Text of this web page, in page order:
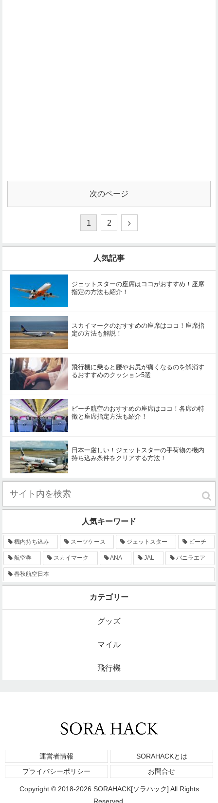
次のページ
1 2
人気記事
ジェットスターの座席はココがおすすめ！座席
指定の方法も紹介！
スカイマークのおすすめの座席はココ！座席指
定の方法も解説！
飛行機に乗ると腰やお尻が痛くなるのを解消す
るおすすめのクッション5選
ピーチ航空のおすすめの座席はココ！各席の特
徴と座席指定方法も紹介！
日本一厳しい！ジェットスターの手荷物の機内
持ち込み条件をクリアする方法！
人気キーワード
機内持ち込み スーツケース ジェットスター ピーチ
航空券 スカイマーク ANA JAL バニラエア
春秋航空日本
カテゴリー
グッズ
マイル
飛行機
運営者情報
SORAHACKとは
プライバシーポリシー
お問合せ
Copyright © 2018-2026 SORAHACK[ソラハック] All Rights
Reserved.